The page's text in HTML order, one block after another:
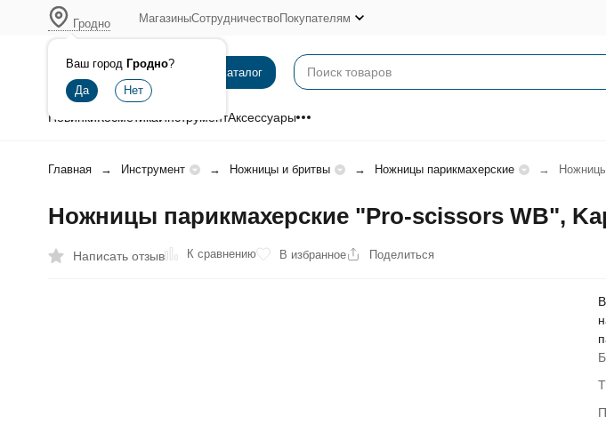
Гродно
Ваш город Гродно?
МагазиныСотрудничествоПокупателям
Каталог
НовинкиКосметикаИнструментАксессуары
Главная Инструмент Ножницы и бритвы Ножницы парикмахерские
Ножницы парикмахерские "Pro-scissors WB",
Написать отзыв К сравнению В избранное Поделиться